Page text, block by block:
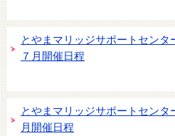
とやまマリッジサポートセンタ
７月開催日程
とやまマリッジサポートセン
月開催日程